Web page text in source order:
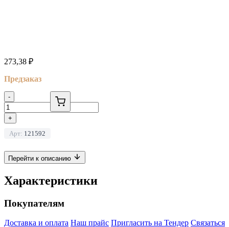
273,38 ₽
Предзаказ
-
+
Арт: 121592
Перейти к описанию
Характеристики
Покупателям
Доставка и оплата Наш прайс Пригласить на Тендер Связаться